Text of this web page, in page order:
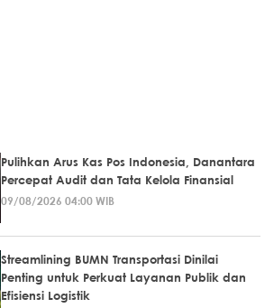
Pulihkan Arus Kas Pos Indonesia, Danantara
Percepat Audit dan Tata Kelola Finansial
09/08/2026 04:00 WIB
Streamlining BUMN Transportasi Dinilai
Penting untuk Perkuat Layanan Publik dan
Efisiensi Logistik